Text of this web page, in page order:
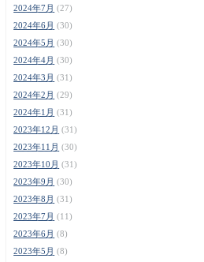
2024年7月 (27)
2024年6月 (30)
2024年5月 (30)
2024年4月 (30)
2024年3月 (31)
2024年2月 (29)
2024年1月 (31)
2023年12月 (31)
2023年11月 (30)
2023年10月 (31)
2023年9月 (30)
2023年8月 (31)
2023年7月 (11)
2023年6月 (8)
2023年5月 (8)